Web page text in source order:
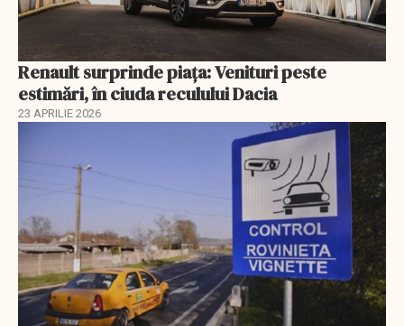
Renault surprinde piața: Venituri peste
estimări, în ciuda reculului Dacia
23 APRILIE 2026